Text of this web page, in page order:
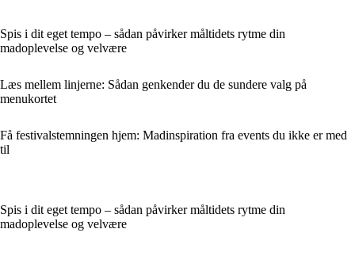
Spis i dit eget tempo – sådan påvirker måltidets rytme din
madoplevelse og velvære
Læs mellem linjerne: Sådan genkender du de sundere valg på
menukortet
Få festivalstemningen hjem: Madinspiration fra events du ikke er med
til
Spis i dit eget tempo – sådan påvirker måltidets rytme din
madoplevelse og velvære